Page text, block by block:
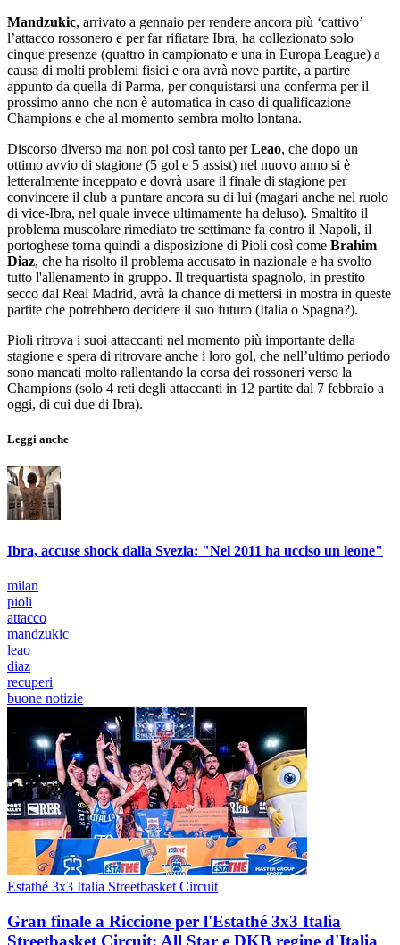
Mandzukic, arrivato a gennaio per rendere ancora più ‘cattivo’
l’attacco rossonero e per far rifiatare Ibra, ha collezionato solo
cinque presenze (quattro in campionato e una in Europa League) a
causa di molti problemi fisici e ora avrà nove partite, a partire
appunto da quella di Parma, per conquistarsi una conferma per il
prossimo anno che non è automatica in caso di qualificazione
Champions e che al momento sembra molto lontana.
Discorso diverso ma non poi così tanto perLeao, che dopo un
ottimo avvio di stagione (5 gol e 5 assist) nel nuovo anno si è
letteralmente inceppato e dovrà usare il finale di stagione per
convincere il club a puntare ancora su di lui (magari anche nel ruolo
di vice-Ibra, nel quale invece ultimamente ha deluso). Smaltito il
problema muscolare rimediato tre settimane fa contro il Napoli, il
portoghese torna quindi a disposizione di Pioli così come Brahim
Diaz, che ha risolto il problema accusato in nazionale e ha svolto
tutto l'allenamento in gruppo. Il trequartista spagnolo, in prestito
secco dal Real Madrid, avrà la chance di mettersi in mostra in queste
partite che potrebbero decidere il suo futuro (Italia o Spagna?).
Pioli ritrova i suoi attaccanti nel momento più importante della
stagione e spera di ritrovare anche i loro gol, che nell’ultimo periodo
sono mancati molto rallentando la corsa dei rossoneri verso la
Champions (solo 4 reti degli attaccanti in 12 partite dal 7 febbraio a
oggi, di cui due di Ibra).
Leggi anche
Ibra, accuse shock dalla Svezia: "Nel 2011 ha ucciso un leone"
milan
pioli
attacco
mandzukic
leao
diaz
recuperi
buone notizie
Estathé 3x3 Italia Streetbasket Circuit
Gran finale a Riccione per l'Estathé 3x3 Italia
Streetbasket Circuit: All Star e DKB regine d'Italia